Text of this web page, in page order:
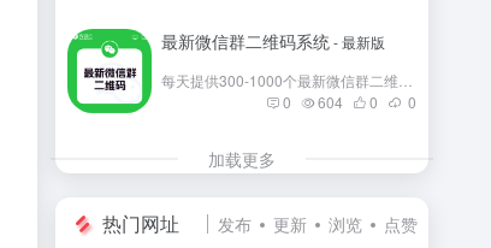
最新微信群二维码系统- 最新版
0
604 0 0
加载更多
热门网址 发布 更新 浏览 点赞